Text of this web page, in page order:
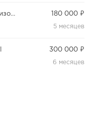
Первый визовый центр 180 000 ₽
5 месяцев
300 000 ₽
6 месяцев